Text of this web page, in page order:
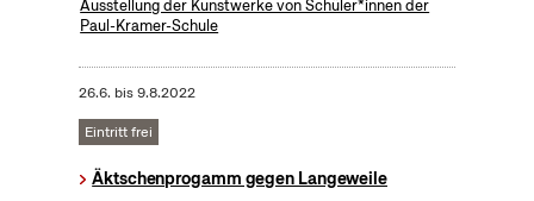
Ausstellung der Kunstwerke von Schüler*innen der
Paul-Kramer-Schule
26.6. bis9.8.2022
Eintritt frei
Äktschenprogamm gegen Langeweile